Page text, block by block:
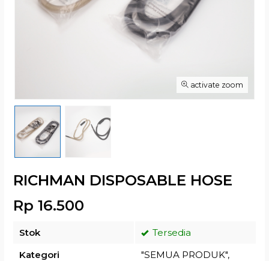
activate zoom
RICHMAN DISPOSABLE HOSE
Rp 16.500
Stok
Tersedia
Kategori
"SEMUA PRODUK",